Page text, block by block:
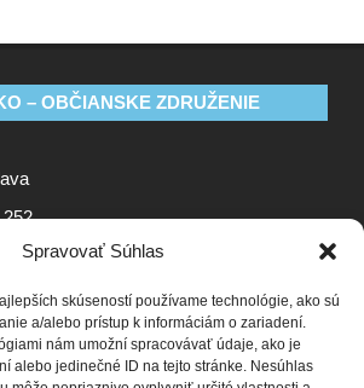
Spravovať Súhlas
skúseností používame technológie, ako sú
a/alebo prístup k informáciám o zariadení.
nám umožní spracovávať údaje, ako je
alebo jedinečné ID na tejto stránke. Nesúhlas
– OBČIANSKE ZDRUŽENIE
252
ADROSKO
osobných údajov
Zásady